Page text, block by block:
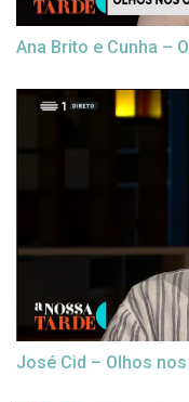
Ana Brito e Cunha –
José Cid – Olhos